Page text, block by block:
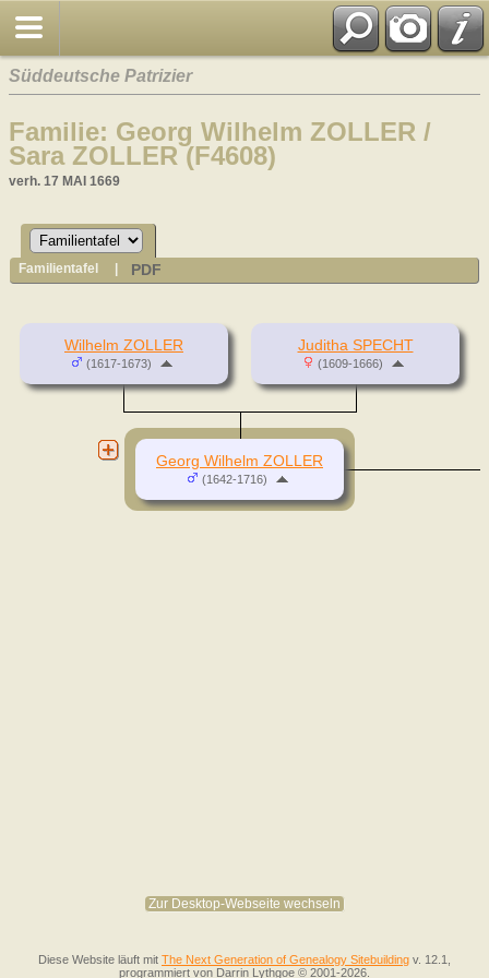
Süddeutsche Patrizier
Familie: Georg Wilhelm ZOLLER /
Sara ZOLLER (F4608)
verh. 17 MAI 1669
Familientafel PDF
Wilhelm ZOLLER
(1617-1673)
Juditha SPECHT
(1609-1666)
Georg Wilhelm ZOLLER
(1642-1716)
Zur Desktop-Webseite wechseln
Diese Website läuft mit The Next Generation of Genealogy Sitebuilding v. 12.1,
programmiert von Darrin Lythgoe © 2001-2026.